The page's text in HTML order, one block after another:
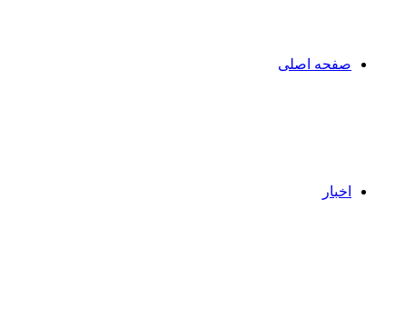
صفحه اصلی
اخبار